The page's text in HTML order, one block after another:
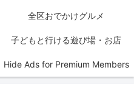
全区おでかけグルメ
子どもと行ける遊び場・お店
Hide Ads for Premium Members